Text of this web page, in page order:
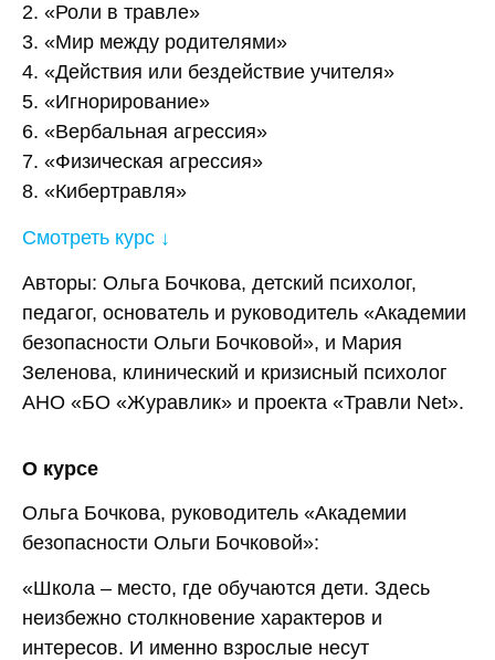
2. «Роли в травле»
3. «Мир между родителями»
4. «Действия или бездействие учителя»
5. «Игнорирование»
6. «Вербальная агрессия»
7. «Физическая агрессия»
8. «Кибертравля»
Смотреть курс ↓
Авторы: Ольга Бочкова, детский психолог,
педагог, основатель и руководитель «Академии
безопасности Ольги Бочковой», и Мария
Зеленова, клинический и кризисный психолог
АНО «БО «Журавлик» и проекта «Травли Net».
О курсе
Ольга Бочкова, руководитель «Академии
безопасности Ольги Бочковой»:
«Школа – место, где обучаются дети. Здесь
неизбежно столкновение характеров и
интересов. И именно взрослые несут